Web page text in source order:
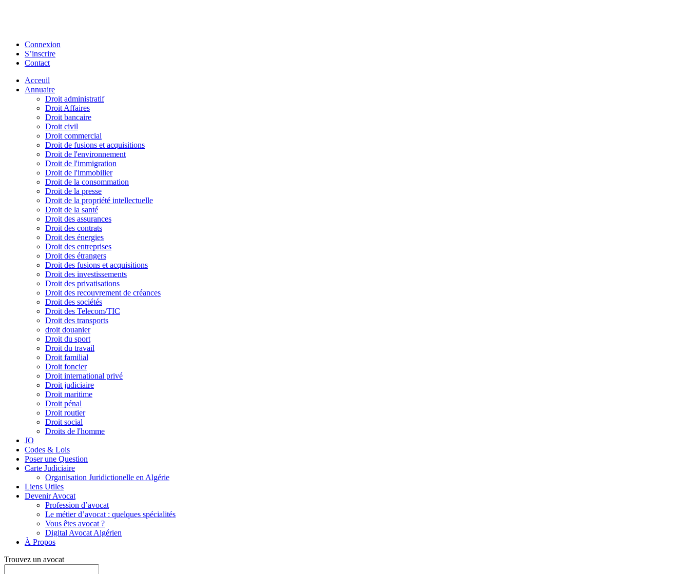
Connexion
S’inscrire
Contact
Acceuil
Annuaire
Droit administratif
Droit Affaires
Droit bancaire
Droit civil
Droit commercial
Droit de fusions et acquisitions
Droit de l'environnement
Droit de l'immigration
Droit de l'immobilier
Droit de la consommation
Droit de la presse
Droit de la propriété intellectuelle
Droit de la santé
Droit des assurances
Droit des contrats
Droit des énergies
Droit des entreprises
Droit des étrangers
Droit des fusions et acquisitions
Droit des investissements
Droit des privatisations
Droit des recouvrement de créances
Droit des sociétés
Droit des Telecom/TIC
Droit des transports
droit douanier
Droit du sport
Droit du travail
Droit familial
Droit foncier
Droit international privé
Droit judiciaire
Droit maritime
Droit pénal
Droit routier
Droit social
Droits de l'homme
JO
Codes & Lois
Poser une Question
Carte Judiciaire
Organisation Juridictionelle en Algérie
Liens Utiles
Devenir Avocat
Profession d’avocat
Le métier d’avocat : quelques spécialités
Vous êtes avocat ?
Digital Avocat Algérien
À Propos
Trouvez un avocat